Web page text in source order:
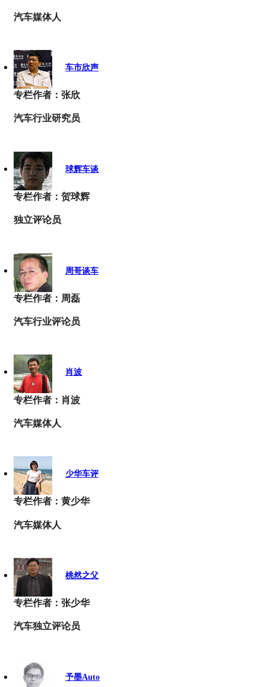
汽车媒体人
车市欣声
专栏作者：张欣
汽车行业研究员
球辉车谈
专栏作者：贺球辉
独立评论员
周哥谈车
专栏作者：周磊
汽车行业评论员
肖波
专栏作者：肖波
汽车媒体人
少华车评
专栏作者：黄少华
汽车媒体人
桃然之父
专栏作者：张少华
汽车独立评论员
予墨Auto